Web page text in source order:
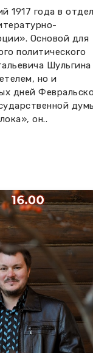
1917 года в
Основой для
политического
Шульгина
но и
дней
он..